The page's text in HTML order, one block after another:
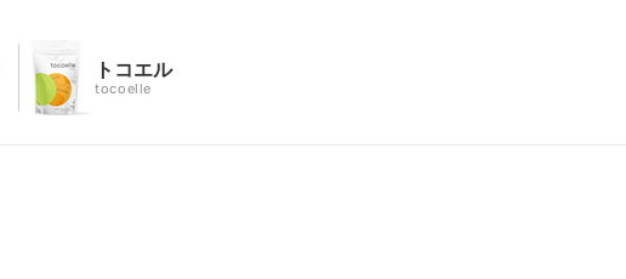
トコエル
tocoelle